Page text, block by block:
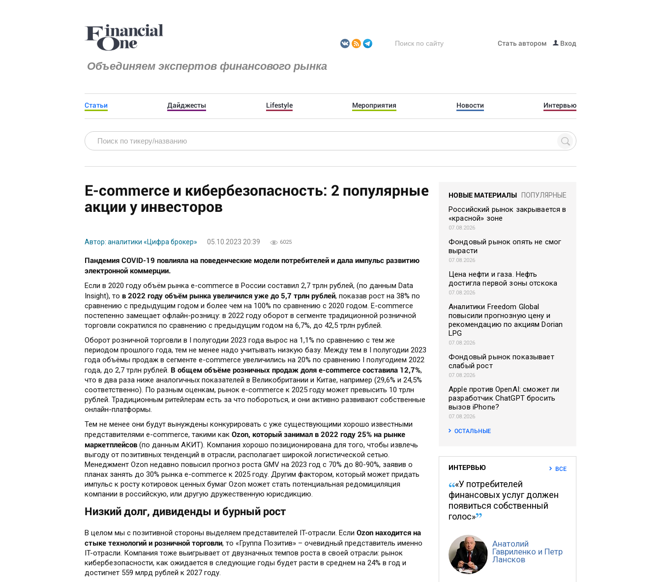
Объединяем экспертов финансового рынка
Стать автором Вход
Статьи Дайджесты Lifestyle Мероприятия Новости Интервью
E-commerce и кибербезопасность: 2 популярные
акции у инвесторов
Автор: аналитики «Цифра брокер» 05.10.2023 20:39 6025
Пандемия COVID-19 повлияла на поведенческие модели потребителей и дала импульс развитию
электронной коммерции.
Если в 2020 году объём рынка e-commerce в России составил 2,7 трлн рублей, (по данным Data
Insight), то в 2022 году объём рынка увеличился уже до 5,7 трлн рублей, показав рост на 38% по
сравнению с предыдущим годом и более чем на 100% по сравнению с 2020 годом. E-commerce
постепенно замещает офлайн-розницу: в 2022 году оборот в сегменте традиционной розничной
торговли сократился по сравнению с предыдущим годом на 6,7%, до 42,5 трлн рублей.
Оборот розничной торговли в I полугодии 2023 года вырос на 1,1% по сравнению с тем же
периодом прошлого года, тем не менее надо учитывать низкую базу. Между тем в I полугодии 2023
года объёмы продаж в сегменте e-commerce увеличились на 20% по сравнению I полугодием 2022
года, до 2,7 трлн рублей. В общем объёме розничных продаж доля e-commerce составила 12,7%,
что в два раза ниже аналогичных показателей в Великобритании и Китае, например (29,6% и 24,5%
соответственно). По разным оценкам, рынок e-commerce к 2025 году может превысить 10 трлн
рублей. Традиционным ритейлерам есть за что побороться, и они активно развивают собственные
онлайн-платформы.
Тем не менее они будут вынуждены конкурировать с уже существующими хорошо известными
представителями e-commerce, такими как Ozon, который занимал в 2022 году 25% на рынке
маркетплейсов (по данным АКИТ). Компания хорошо позиционирована для того, чтобы извлечь
выгоду от позитивных тенденций в отрасли, располагает широкой логистической сетью.
Менеджмент Ozon недавно повысил прогноз роста GMV на 2023 год с 70% до 80-90%, заявив о
планах занять до 30% рынка e-commerce к 2025 году. Другим фактором, который может придать
импульс к росту котировок ценных бумаг Ozon может стать потенциальная редомициляция
компании в российскую, или другую дружественную юрисдикцию.
Низкий долг, дивиденды и бурный рост
В целом мы с позитивной стороны выделяем представителей IT-отрасли. Если Ozon находится на
стыке технологий и розничной торговли, то «Группа Позитив» – очевидный представитель именно
IT-отрасли. Компания тоже выигрывает от двузначных темпов роста в своей отрасли: рынок
кибербезопасности, как ожидается в следующие годы будет расти в среднем на 24% в год и
достигнет 559 млрд рублей к 2027 году.
НОВЫЕ МАТЕРИАЛЫ ПОПУЛЯРНЫЕ
Российский рынок закрывается в
«красной» зоне
07.08.2026
Фондовый рынок опять не смог
вырасти
07.08.2026
Цена нефти и газа. Нефть
достигла первой зоны отскока
07.08.2026
Аналитики Freedom Global
повысили прогнозную цену и
рекомендацию по акциям Dorian
LPG
07.08.2026
Фондовый рынок показывает
слабый рост
07.08.2026
Apple против OpenAI: сможет ли
разработчик ChatGPT бросить
вызов iPhone?
07.08.2026
ОСТАЛЬНЫЕ
ИНТЕРВЬЮ ВСЕ
«У потребителей
финансовых услуг должен
появиться собственный
голос»
Анатолий
Гавриленко и Петр
Лансков